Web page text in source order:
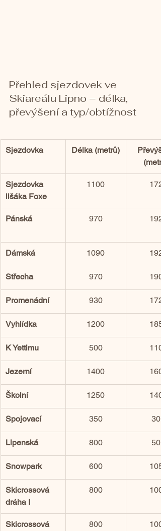
Přehled sjezdovek ve
Skiareálu Lipno – délka,
převýšení a typ/obtížnost
Sjezdovka Délka (metrů)
Sjezdovka
lišáka Foxe
1100 172
Pánská 970 192
Dámská 1090 192
Střecha 970 190
Promenádní 930 172
Vyhlídka 1200 185
K Yettimu 500 110
Jezerní 1400 160
Školní 1250 140
Spojovací 350 30
Lipenská 800 50
Snowpark 600 105
Skicrossová
dráha I
800 100
Skicrossová
800 100